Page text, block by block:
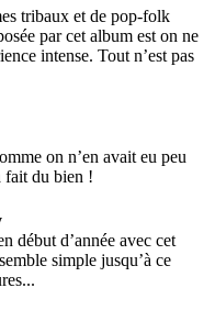
tribaux et de pop-folk
par cet album est on ne
intense. Tout n’est pas
on n’en avait eu peu
fait du bien !
début d’année avec cet
simple jusqu’à ce